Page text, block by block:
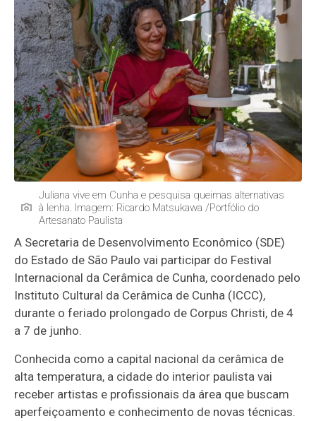
Juliana vive em Cunha e pesquisa queimas alternativas
à lenha. Imagem: Ricardo Matsukawa /Portfólio do
Artesanato Paulista
A Secretaria de Desenvolvimento Econômico (SDE)
do Estado de São Paulo vai participar do Festival
Internacional da Cerâmica de Cunha, coordenado pelo
Instituto Cultural da Cerâmica de Cunha (ICCC),
durante o feriado prolongado de Corpus Christi, de 4
a 7 de junho.
Conhecida como a capital nacional da cerâmica de
alta temperatura, a cidade do interior paulista vai
receber artistas e profissionais da área que buscam
aperfeiçoamento e conhecimento de novas técnicas.